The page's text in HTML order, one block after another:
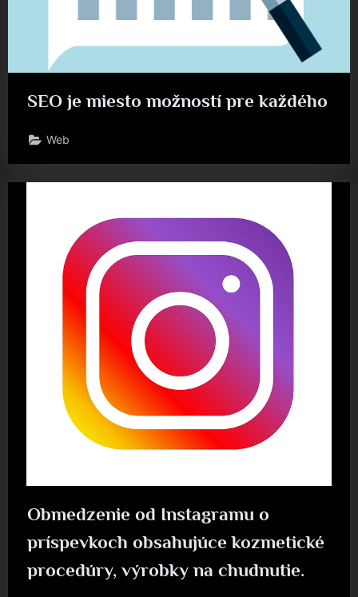
SEO je miesto možností pre každého
Web
Obmedzenie od Instagramu o
príspevkoch obsahujúce kozmetické
procedúry, výrobky na chudnutie.